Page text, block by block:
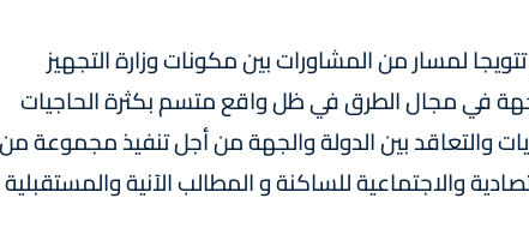
لمسار من المشاورات بين مكونات وزارة التجهيز
في مجال الطرق في ظل واقع متسم بكثرة الحاجيات
والتعاقد بين الدولة والجهة من أجل تنفيذ مجموعة من
والاجتماعية للساكنة و المطالب الآنية والمستقبلية